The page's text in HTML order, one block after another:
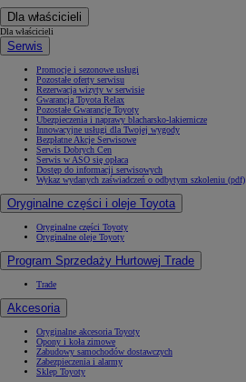
Dla właścicieli
Dla właścicieli
Serwis
Promocje i sezonowe usługi
Pozostałe oferty serwisu
Rezerwacja wizyty w serwisie
Gwarancja Toyota Relax
Pozostałe Gwarancje Toyoty
Ubezpieczenia i naprawy blacharsko-lakiernicze
Innowacyjne usługi dla Twojej wygody
Bezpłatne Akcje Serwisowe
Serwis Dobrych Cen
Serwis w ASO się opłaca
Dostęp do informacji serwisowych
Wykaz wydanych zaświadczeń o odbytym szkoleniu (pdf)
Oryginalne części i oleje Toyota
Oryginalne części Toyoty
Oryginalne oleje Toyoty
Program Sprzedaży Hurtowej Trade
Trade
Akcesoria
Oryginalne akcesoria Toyoty
Opony i koła zimowe
Zabudowy samochodów dostawczych
Zabezpieczenia i alarmy
Sklep Toyoty